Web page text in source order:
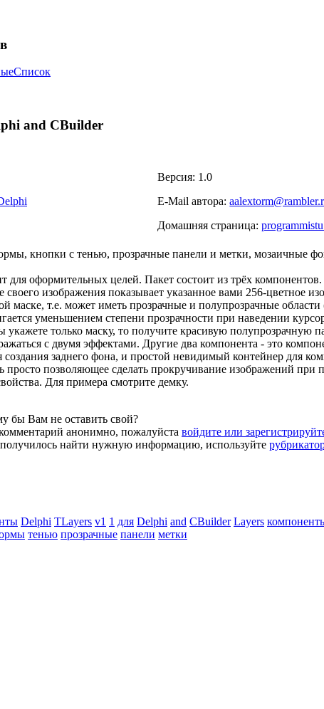
Список
and CBuilder
Версия: 1.0
E-Mail автора:
Домашняя страница:
кнопки с тенью, прозрачные панели и метки, мозаичные
оформительных целей. Пакет состоит из трёх компонентов.
своего изображения показывает указанное вами 256-цветное
маске, т.е. может иметь прозрачные и полупрозрачные
уменьшением степени прозрачности при наведении
только маску, то получите красивую полупрозрачную
с двумя эффектами. Другие два компонента - это
создания заднего фона, и простой невидимый контейнер для
просто позволяющее сделать прокручивание изображений
Для примера смотрите демку.
бы Вам не оставить свой?
анонимно, пожалуйста войдите или
найти нужную информацию, используйте
Delphi TLayers v1 1 для Delphi and CBuilder Layers
тенью прозрачные панели метки